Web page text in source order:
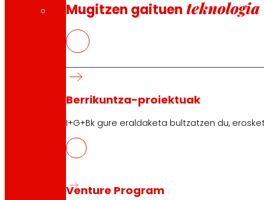
Mugitzen gaituen teknologia
Berrikuntza-proiektuak
I+G+Bk gure eraldaketa bultzatzen du,
Venture Program